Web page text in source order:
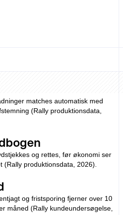
matches automatisk med
(Rally produktionsdata,
og rettes, før økonomi ser
produktionsdata, 2026).
og fristsporing fjerner over 10
måned (Rally kundeundersøgelse,